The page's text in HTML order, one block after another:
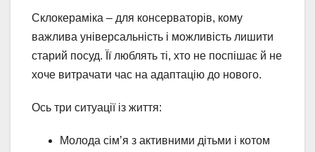
Склокераміка – для консерваторів, кому
важлива універсальність і можливість лишити
старий посуд. Її люблять ті, хто не поспішає й не
хоче витрачати час на адаптацію до нового.
Ось три ситуації із життя:
Молода сім’я з активними дітьми і котом